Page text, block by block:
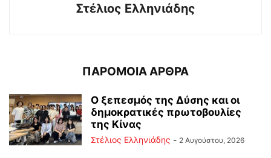
Στέλιος Ελληνιάδης
ΠΑΡΟΜΟΙΑ ΑΡΘΡΑ
Ο ξεπεσμός της Δύσης και οι
δημοκρατικές πρωτοβουλίες
της Κίνας
Στέλιος Ελληνιάδης - 2 Αυγούστου, 2026